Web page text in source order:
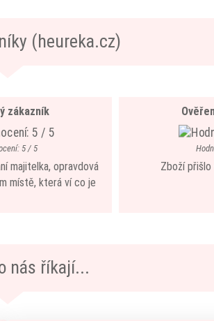
(heureka.cz)
zákazník
5 / 5
majitelka, opravdová
místě, která ví co je
Zboží přišlo
nás říkají...